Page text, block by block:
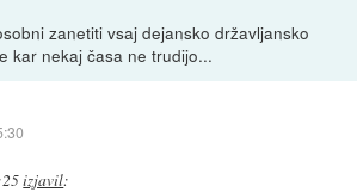
zanetiti vsaj dejansko državljansko
kar nekaj časa ne trudijo...
izjavil: